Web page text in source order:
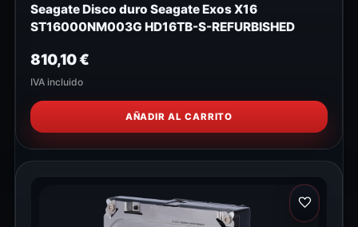
Seagate Disco duro Seagate Exos X16
ST16000NM003G HD16TB-S-REFURBISHED
810,10€
IVA incluido
AÑADIR AL CARRITO